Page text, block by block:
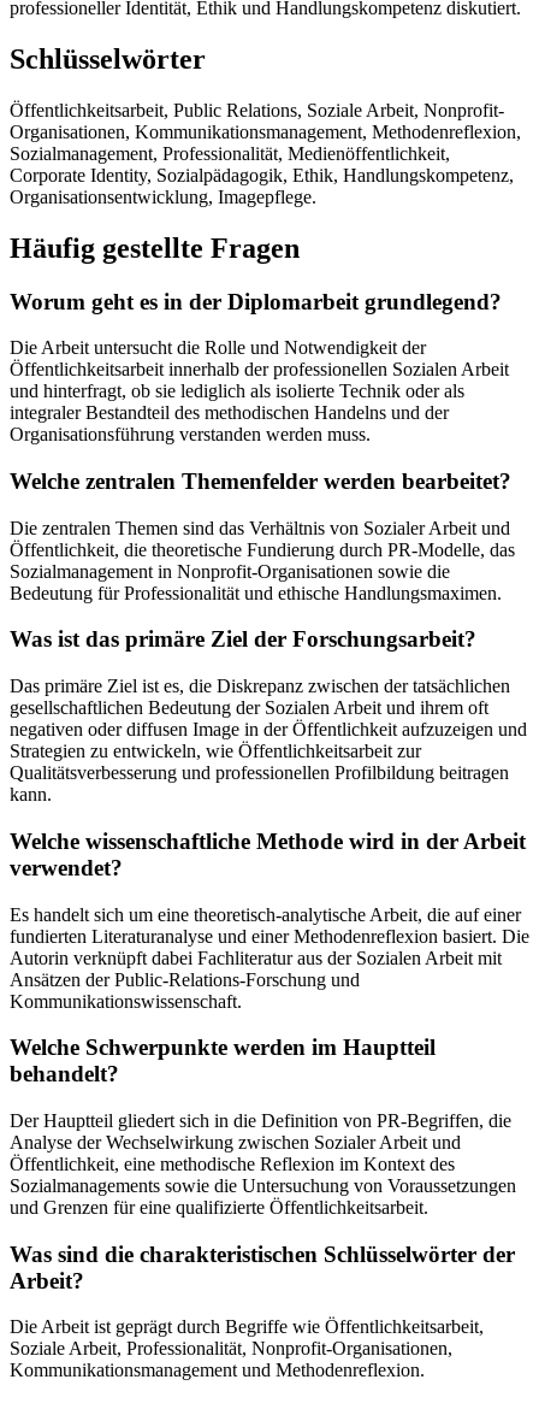
professioneller Identität, Ethik und Handlungskompetenz diskutiert.
Schlüsselwörter
Öffentlichkeitsarbeit, Public Relations, Soziale Arbeit, Nonprofit-
Organisationen, Kommunikationsmanagement, Methodenreflexion,
Sozialmanagement, Professionalität, Medienöffentlichkeit,
Corporate Identity, Sozialpädagogik, Ethik, Handlungskompetenz,
Organisationsentwicklung, Imagepflege.
Häufig gestellte Fragen
Worum geht es in der Diplomarbeit grundlegend?
Die Arbeit untersucht die Rolle und Notwendigkeit der
Öffentlichkeitsarbeit innerhalb der professionellen Sozialen Arbeit
und hinterfragt, ob sie lediglich als isolierte Technik oder als
integraler Bestandteil des methodischen Handelns und der
Organisationsführung verstanden werden muss.
Welche zentralen Themenfelder werden bearbeitet?
Die zentralen Themen sind das Verhältnis von Sozialer Arbeit und
Öffentlichkeit, die theoretische Fundierung durch PR-Modelle, das
Sozialmanagement in Nonprofit-Organisationen sowie die
Bedeutung für Professionalität und ethische Handlungsmaximen.
Was ist das primäre Ziel der Forschungsarbeit?
Das primäre Ziel ist es, die Diskrepanz zwischen der tatsächlichen
gesellschaftlichen Bedeutung der Sozialen Arbeit und ihrem oft
negativen oder diffusen Image in der Öffentlichkeit aufzuzeigen und
Strategien zu entwickeln, wie Öffentlichkeitsarbeit zur
Qualitätsverbesserung und professionellen Profilbildung beitragen
kann.
Welche wissenschaftliche Methode wird in der Arbeit
verwendet?
Es handelt sich um eine theoretisch-analytische Arbeit, die auf einer
fundierten Literaturanalyse und einer Methodenreflexion basiert. Die
Autorin verknüpft dabei Fachliteratur aus der Sozialen Arbeit mit
Ansätzen der Public-Relations-Forschung und
Kommunikationswissenschaft.
Welche Schwerpunkte werden im Hauptteil
behandelt?
Der Hauptteil gliedert sich in die Definition von PR-Begriffen, die
Analyse der Wechselwirkung zwischen Sozialer Arbeit und
Öffentlichkeit, eine methodische Reflexion im Kontext des
Sozialmanagements sowie die Untersuchung von Voraussetzungen
und Grenzen für eine qualifizierte Öffentlichkeitsarbeit.
Was sind die charakteristischen Schlüsselwörter der
Arbeit?
Die Arbeit ist geprägt durch Begriffe wie Öffentlichkeitsarbeit,
Soziale Arbeit, Professionalität, Nonprofit-Organisationen,
Kommunikationsmanagement und Methodenreflexion.